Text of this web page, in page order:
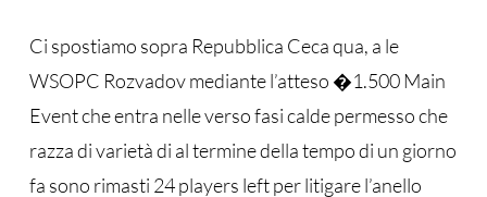
Ci spostiamo sopra Repubblica Ceca qua, a le
WSOPC Rozvadov mediante l’atteso �1.500 Main
Event che entra nelle verso fasi calde permesso che
razza di varietà di al termine della tempo di un giorno
fa sono rimasti 24 players left per litigare l’anello